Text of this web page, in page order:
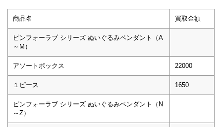
商品名 買取金額
ピンフォーラブ シリーズ ぬいぐるみペンダント（A
～M）
アソートボックス 22000
１ピース 1650
ピンフォーラブ シリーズ ぬいぐるみペンダント（N
～Z）